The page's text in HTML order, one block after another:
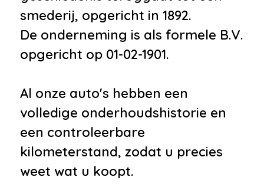
•Hill hold functie
•Isofix bevestiging voor
kinderzitjes
Overige
•14-voudig verstelbare
voorstoelen met memoryfunctie
•360° Surround Camera
smederij, opgericht in 1892.
De onderneming is als formele B.V.
opgericht op 01-02-1901.
Al onze auto's hebben een
volledige onderhoudshistorie en
een controleerbare
kilometerstand, zodat u precies
weet wat u koopt.